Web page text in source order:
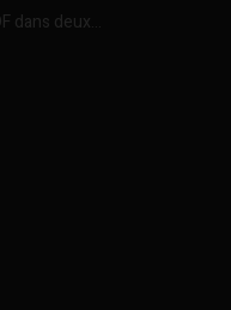
dans deux...